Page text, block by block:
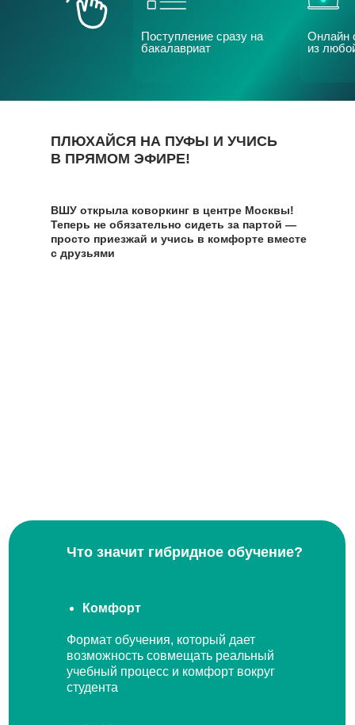
Поступление сразу на
бакалавриат
Онлайн
из
ПЛЮХАЙСЯ НА ПУФЫ И УЧИСЬ
В ПРЯМОМ ЭФИРЕ!
ВШУ открыла коворкинг в центре Москвы!
Теперь не обязательно сидеть за партой —
просто приезжай и учись в комфорте вместе
с друзьями
Что значит гибридное обучение?
Комфорт
Формат обучения, который дает
возможность совмещать реальный
учебный процесс и комфорт вокруг
студента